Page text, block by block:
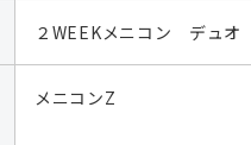
２WEEKメニコン デュオ
メニコンZ